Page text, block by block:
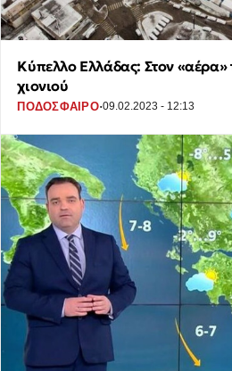
Κύπελλο Ελλάδας: Στον
χιονιού
ΠΟΔΟΣΦΑΙΡΟ·09.02.2023 - 12:13